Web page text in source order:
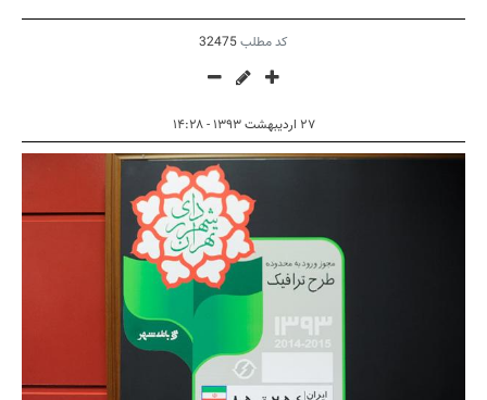
کد مطلب32475
۲۷ اردیبهشت ۱۳۹۳ - ۱۴:۲۸